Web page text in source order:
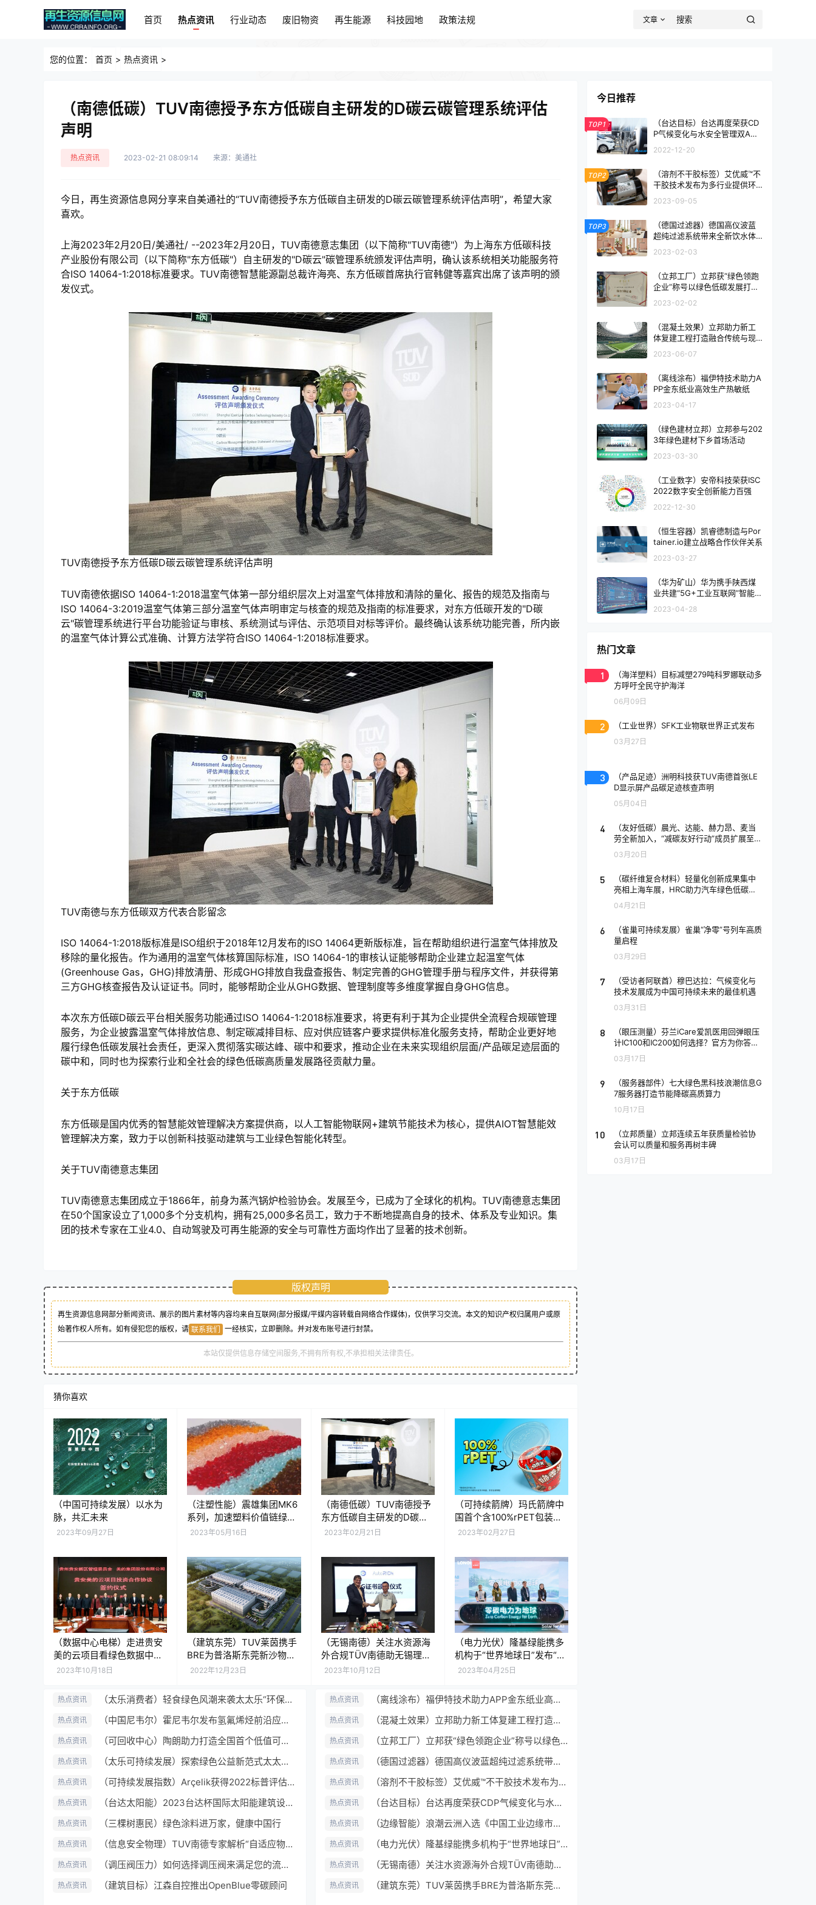
首页 热点资讯 行业动态 废旧物资 再生能源 科技园地 政策法规 文章
热点资讯
您的位置： 首页 > 热点资讯 >
（南德低碳）TUV南德授予东方低碳自主研发的D碳云碳管理系统评估
声明
热点资讯 2023-02-21 08:09:14 来源：美通社
今日，再生资源信息网分享来自美通社的“TUV南德授予东方低碳自主研发的D碳云碳管理系统评估声明”，希望大家
喜欢。
上海2023年2月20日/美通社/ --2023年2月20日，TUV南德意志集团（以下简称"TUV南德"）为上海东方低碳科技
产业股份有限公司（以下简称"东方低碳"）自主研发的"D碳云"碳管理系统颁发评估声明，确认该系统相关功能服务符
合ISO 14064-1:2018标准要求。TUV南德智慧能源副总裁许海亮、东方低碳首席执行官韩健等嘉宾出席了该声明的颁
发仪式。
TUV南德授予东方低碳D碳云碳管理系统评估声明
TUV南德依据ISO 14064-1:2018温室气体第一部分组织层次上对温室气体排放和清除的量化、报告的规范及指南与
ISO 14064-3:2019温室气体第三部分温室气体声明审定与核查的规范及指南的标准要求，对东方低碳开发的"D碳
云"碳管理系统进行平台功能验证与审核、系统测试与评估、示范项目对标等评价。最终确认该系统功能完善，所内嵌
的温室气体计算公式准确、计算方法学符合ISO 14064-1:2018标准要求。
TUV南德与东方低碳双方代表合影留念
ISO 14064-1:2018版标准是ISO组织于2018年12月发布的ISO 14064更新版标准，旨在帮助组织进行温室气体排放及
移除的量化报告。作为通用的温室气体核算国际标准，ISO 14064-1的审核认证能够帮助企业建立起温室气体
(Greenhouse Gas，GHG)排放清册、形成GHG排放自我盘查报告、制定完善的GHG管理手册与程序文件，并获得第
三方GHG核查报告及认证证书。同时，能够帮助企业从GHG数据、管理制度等多维度掌握自身GHG信息。
本次东方低碳D碳云平台相关服务功能通过ISO 14064-1:2018标准要求，将更有利于其为企业提供全流程合规碳管理
服务，为企业披露温室气体排放信息、制定碳减排目标、应对供应链客户要求提供标准化服务支持，帮助企业更好地
履行绿色低碳发展社会责任，更深入贯彻落实碳达峰、碳中和要求，推动企业在未来实现组织层面/产品碳足迹层面的
碳中和，同时也为探索行业和全社会的绿色低碳高质量发展路径贡献力量。
关于东方低碳
东方低碳是国内优秀的智慧能效管理解决方案提供商，以人工智能物联网+建筑节能技术为核心，提供AIOT智慧能效
管理解决方案，致力于以创新科技驱动建筑与工业绿色智能化转型。
关于TUV南德意志集团
TUV南德意志集团成立于1866年，前身为蒸汽锅炉检验协会。发展至今，已成为了全球化的机构。TUV南德意志集团
在50个国家设立了1,000多个分支机构，拥有25,000多名员工，致力于不断地提高自身的技术、体系及专业知识。集
团的技术专家在工业4.0、自动驾驶及可再生能源的安全与可靠性方面均作出了显著的技术创新。
版权声明
再生资源信息网部分新闻资讯、展示的图片素材等内容均来自互联网(部分报媒/平媒内容转载自网络合作媒体)，仅供学习交流。本文的知识产权归属用户或原
始著作权人所有。如有侵犯您的版权，请 联系我们 一经核实，立即删除。并对发布账号进行封禁。
本站仅提供信息存储空间服务,不拥有所有权,不承担相关法律责任。
猜你喜欢
（中国可持续发展）以水为
脉，共汇未来
2023年09月27日
（注塑性能）震雄集团MK6
系列，加速塑料价值链绿色
转型
2023年05月16日
（南德低碳）TUV南德授予
东方低碳自主研发的D碳云
碳管理系统评估声明
2023年02月21日
（可持续箭牌）玛氏箭牌中
国首个含100%rPET包装产
品上市
2023年02月27日
（数据中心电梯）走进贵安
美的云项目看绿色数据中心
是如何炼成的
2023年10月18日
（建筑东莞）TUV莱茵携手
BRE为普洛斯东莞新沙物流
园颁发净零碳建筑认证证书
2022年12月23日
（无锡南德）关注水资源海
外合规TÜV南德助无锡理奇
开拓国际市场
2023年10月12日
（电力光伏）隆基绿能携多
机构于“世界地球日”发布“零
碳电力为地球”倡议
2023年04月25日
热点资讯 （太乐消费者）轻食绿色风潮来袭太太乐“环保轻食季”暨植树节活动圆满举办
热点资讯 （中国尼韦尔）霍尼韦尔发布氢氟烯烃前沿应用白皮书
热点资讯 （可回收中心）陶朗助力打造全国首个低值可回收物分拣中心
热点资讯 （太乐可持续发展）探索绿色公益新范式太太乐以可持续发展构筑美好生活
热点资讯 （可持续发展指数）Arçelik获得2022标普评估DHP最高分
热点资讯 （台达太阳能）2023台达杯国际太阳能建筑设计竞赛启动会举办
热点资讯 （三棵树惠民）绿色涂料进万家，健康中国行
热点资讯 （信息安全物理）TUV南德专家解析“自适应物理安全与信息安全系统”应用场景
热点资讯 （调压阀压力）如何选择调压阀来满足您的流体系统需求
热点资讯 （建筑目标）江森自控推出OpenBlue零碳顾问
热点资讯 （离线涂布）福伊特技术助力APP金东纸业高效生产热敏纸
热点资讯 （混凝土效果）立邦助力新工体复建工程打造融合传统与现代的城市更新典范
热点资讯 （立邦工厂）立邦获“绿色领跑企业”称号以绿色低碳发展打响新年“开门红”
热点资讯 （德国过滤器）德国高仪波蓝超纯过滤系统带来全新饮水体验
热点资讯 （溶剂不干胶标签）艾优威™不干胶技术发布为多行业提供环保解决方案
热点资讯 （台达目标）台达再度荣获CDP气候变化与水安全管理双A领导级企业
热点资讯 （边缘智能）浪潮云洲入选《中国工业边缘市场分析》研究报告
热点资讯 （电力光伏）隆基绿能携多机构于“世界地球日”发布“零碳电力为地球”倡议
热点资讯 （无锡南德）关注水资源海外合规TÜV南德助无锡理奇开拓国际市场
热点资讯 （建筑东莞）TUV莱茵携手BRE为普洛斯东莞新沙物流园颁发净零碳建筑认证证书
今日推荐
TOP1
（台达目标）台达再度荣获CD
P气候变化与水安全管理双A领
2022-12-20
TOP2
（溶剂不干胶标签）艾优威™不
干胶技术发布为多行业提供环
2023-09-05
TOP3
（德国过滤器）德国高仪波蓝
超纯过滤系统带来全新饮水体
2023-02-03
（立邦工厂）立邦获“绿色领跑
企业”称号以绿色低碳发展打响
2023-02-02
（混凝土效果）立邦助力新工
体复建工程打造融合传统与现
2023-06-07
（离线涂布）福伊特技术助力A
PP金东纸业高效生产热敏纸
2023-04-17
（绿色建材立邦）立邦参与202
3年绿色建材下乡首场活动
2023-03-30
（工业数字）安帝科技荣获ISC
2022数字安全创新能力百强
2022-12-30
（恒生容器）凯睿德制造与Por
tainer.io建立战略合作伙伴关系
2023-03-27
（华为矿山）华为携手陕西煤
业共建“5G+工业互联网”智能矿
2023-04-28
热门文章
1
（海洋塑料）目标减塑279吨科罗娜联动多
方呼吁全民守护海洋
06月09日
2 （工业世界）SFK工业物联世界正式发布
03月27日
3
（产品足迹）洲明科技获TUV南德首张LE
D显示屏产品碳足迹核查声明
05月04日
4
（友好低碳）晨光、达能、赫力昂、麦当
劳全新加入，“减碳友好行动”成员扩展至2
4家
03月20日
5
（碳纤维复合材料）轻量化创新成果集中
亮相上海车展，HRC助力汽车绿色低碳发
04月21日
6
（雀巢可持续发展）雀巢“净零”号列车高质
量启程
03月29日
7
（受访者阿联酋）穆巴达拉：气候变化与
技术发展成为中国可持续未来的最佳机遇
03月31日
8
（眼压测量）芬兰iCare爱凯医用回弹眼压
计IC100和IC200如何选择？官方为你答疑
解惑!
03月17日
9
（服务器部件）七大绿色黑科技浪潮信息G
7服务器打造节能降碳高质算力
10月17日
10
（立邦质量）立邦连续五年获质量检验协
会认可以质量和服务再树丰碑
03月17日